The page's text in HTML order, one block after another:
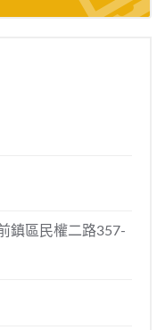
鎮區民權二路357-